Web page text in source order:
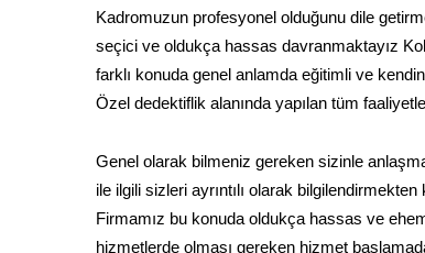
Kadromuzun profesyonel olduğunu dile
seçici ve oldukça hassas davranmaktayız
farklı konuda genel anlamda eğitimli ve
Özel dedektiflik alanında yapılan tüm
Genel olarak bilmeniz gereken sizinle
ile ilgili sizleri ayrıntılı olarak
Firmamız bu konuda oldukça hassas ve
hizmetlerde olması gereken hizmet